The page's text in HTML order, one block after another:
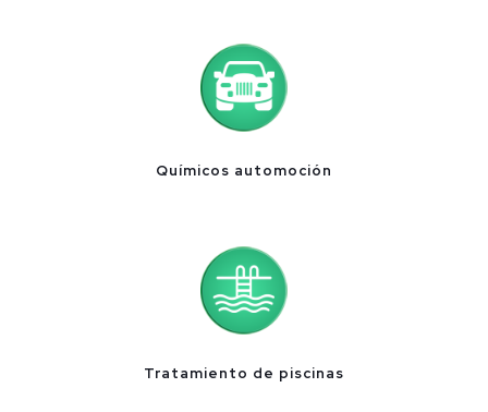
Químicos automoción
Tratamiento de piscinas